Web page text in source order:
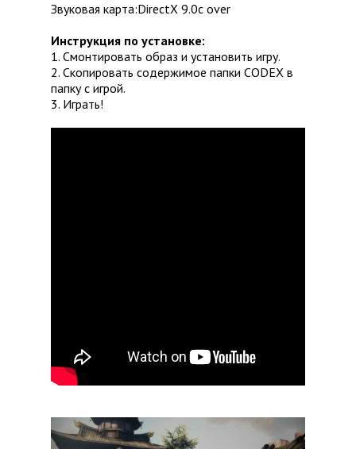
Звуковая карта:DirectX 9.0c over
Инструкция по установке:
1. Смонтировать образ и установить игру.
2. Скопировать содержимое папки CODEX в
папку с игрой.
3. Играть!